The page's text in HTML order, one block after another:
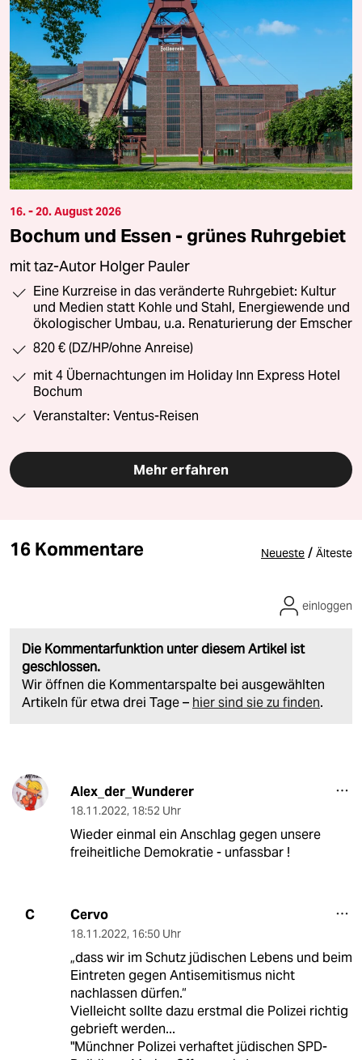
16. - 20. August 2026
Bochum und Essen - grünes Ruhrgebiet
mit taz-Autor Holger Pauler
Eine Kurzreise in das veränderte Ruhrgebiet: Kultur
und Medien statt Kohle und Stahl, Energiewende und
ökologischer Umbau, u.a. Renaturierung der Emscher
820 € (DZ/HP/ohne Anreise)
mit 4 Übernachtungen im Holiday Inn Express Hotel
Bochum
Veranstalter: Ventus-Reisen
Mehr erfahren
16 Kommentare Neueste / Älteste
Die Kommentarfunktion unter diesem Artikel ist
geschlossen.
Wir öffnen die Kommentarspalte bei ausgewählten
Artikeln für etwa drei Tage – hier sind sie zu finden.
einloggen
Alex_der_Wunderer
18.11.2022, 18:52 Uhr
Wieder einmal ein Anschlag gegen unsere
freiheitliche Demokratie - unfassbar !
C Cervo
18.11.2022, 16:50 Uhr
„dass wir im Schutz jüdischen Lebens und beim
Eintreten gegen Antisemitismus nicht
nachlassen dürfen.“
Vielleicht sollte dazu erstmal die Polizei richtig
gebrieft werden...
"Münchner Polizei verhaftet jüdischen SPD-